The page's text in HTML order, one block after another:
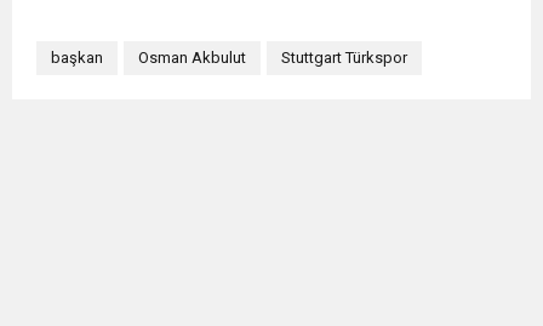
başkan Osman Akbulut Stuttgart Türkspor